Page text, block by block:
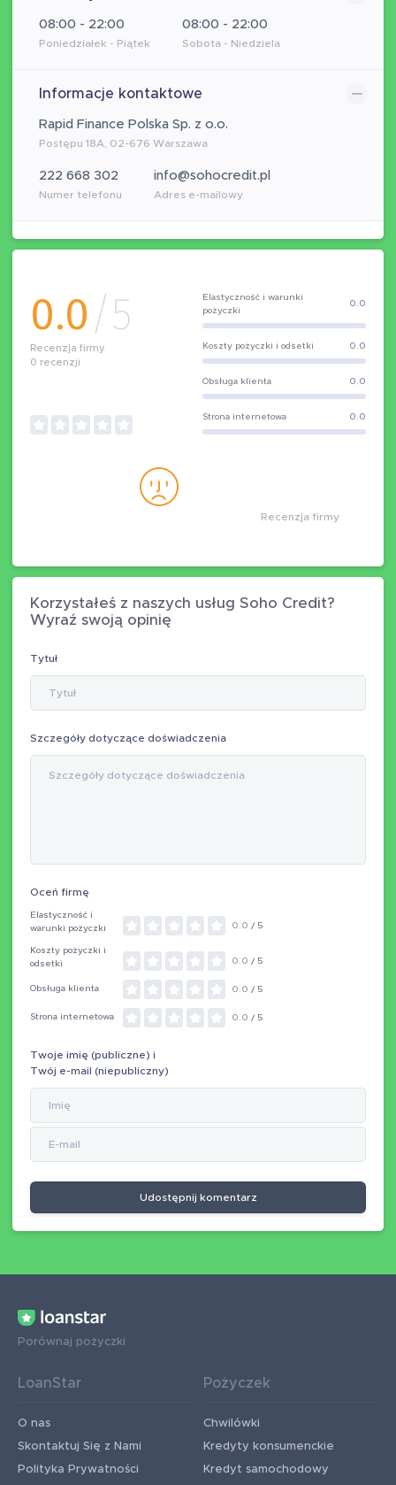
08:00 - 22:00
Poniedziałek - Piątek
08:00 - 22:00
Sobota - Niedziela
Informacje kontaktowe
Rapid Finance Polska Sp. z o.o.
Postępu 18A, 02-676 Warszawa
222 668 302
Numer telefonu
info@sohocredit.pl
Adres e-mailowy
0.0/5
Recenzja firmy
0 recenzji
Elastyczność i warunki
pożyczki
0.0
Koszty pożyczki i odsetki 0.0
Obsługa klienta 0.0
Strona internetowa 0.0
Recenzja firmy
Korzystałeś z naszych usług Soho Credit?
Wyraź swoją opinię
Tytuł
Szczegóły dotyczące doświadczenia
Oceń firmę
Elastyczność i
warunki pożyczki
0.0 / 5
Koszty pożyczki i
odsetki
0.0 / 5
Obsługa klienta 0.0 / 5
Strona internetowa 0.0 / 5
Twoje imię (publiczne) i
Twój e-mail (niepubliczny)
Udostępnij komentarz
Porównaj pożyczki
LoanStar
O nas
Skontaktuj Się z Nami
Polityka Prywatności
Pożyczek
Chwilówki
Kredyty konsumenckie
Kredyt samochodowy